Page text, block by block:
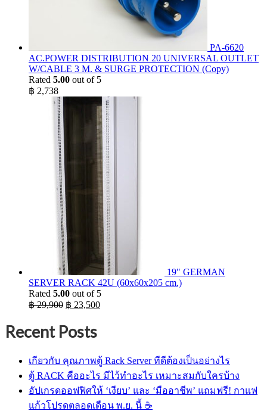
PA-6620
AC.POWER DISTRIBUTION 20 UNIVERSAL OUTLET
W/CABLE 3 M. & SURGE PROTECTION (Copy)
Rated 5.00 out of 5
฿ 2,738
19" GERMAN
SERVER RACK 42U (60x60x205 cm.)
Rated 5.00 out of 5
฿29,900 Original
was:
฿ 29,900.
฿ 23,500Current
Recent Posts
เกียวกับ คุณภาพตู้ Rack Server ทีดีต้องเป็นอย่างไร
ตู้ RACK คืออะไร มีไว้ทำอะไร เหมาะสมกับใครบ้าง
อัปเกรดออฟฟิศให้ ‘เงียบ’ และ ‘มืออาชีพ’ แถมฟรี! กาแฟ
แก้วโปรดตลอดเดือน พ.ย. นี้ ☕